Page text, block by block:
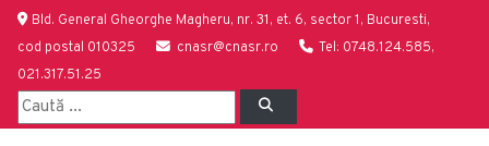
Bld. General Gheorghe Magheru, nr. 31, et. 6, sector 1, Bucuresti,
cod postal 010325
cnasr@cnasr.ro
Tel: 0748.124.585,
021.317.51.25